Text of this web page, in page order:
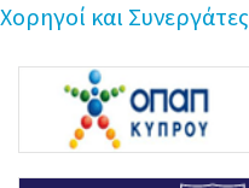
Χορηγοί και Συνεργάτες